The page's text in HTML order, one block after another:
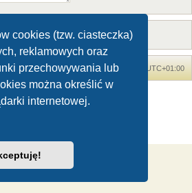
cookies (tzw. ciasteczka)
reklamowych oraz
przechowywania lub
można określić w
internetowej.
główna Strefa czasowa UTC+01:00
phpBB® Forum Software © phpBB Limited
językowy dostarcza